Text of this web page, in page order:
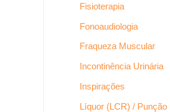
Fisioterapia
Fonoaudiologia
Fraqueza Muscular
Incontinência Urinária
Inspirações
Líquor (LCR) / Punção